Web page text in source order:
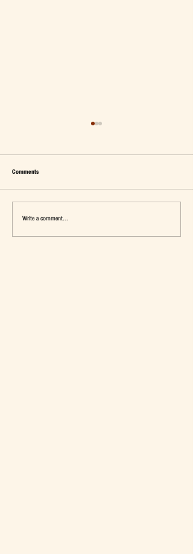
เมื่อ Self-concept ถูกเติมเต็ม Fashion อาจ
จะไม่ใช่คำตอบ
Comments
Write a comment...